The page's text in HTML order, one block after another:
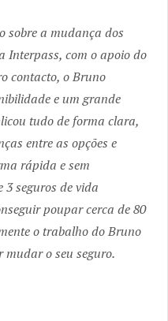
sobre a mudança dos
Interpass, com o apoio do
contacto, o Bruno
e um grande
tudo de forma clara,
entre as opções e
rápida e sem
3 seguros de vida
poupar cerca de 80
o trabalho do Bruno
mudar o seu seguro.